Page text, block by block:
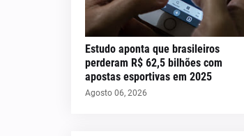
Estudo aponta que brasileiros
perderam R$ 62,5 bilhões com
apostas esportivas em 2025
Agosto 06, 2026